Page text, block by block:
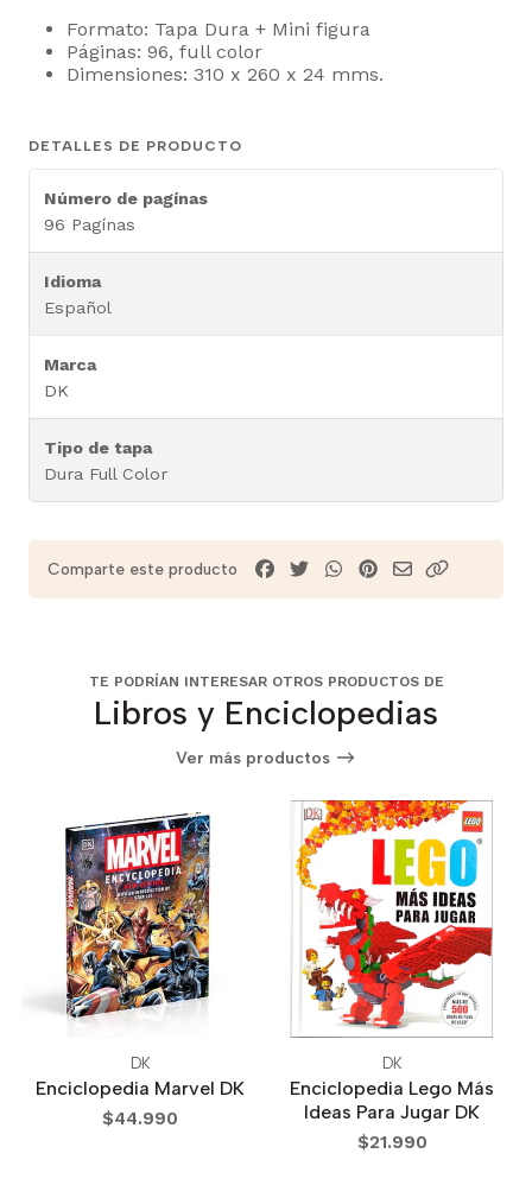
Formato: Tapa Dura + Mini figura
Páginas: 96, full color
Dimensiones: 310 x 260 x 24 mms.
DETALLES DE PRODUCTO
Número de pagínas
96 Pagínas
Idioma
Español
Marca
DK
Tipo de tapa
Dura Full Color
Comparte este producto
TE PODRÍAN INTERESAR OTROS PRODUCTOS DE
Libros y Enciclopedias
Ver más productos
DK
Enciclopedia Marvel DK
$44.990
DK
Enciclopedia Lego Más
Ideas Para Jugar DK
$21.990